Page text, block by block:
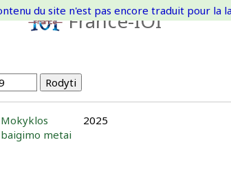
France-IOI
du site n'est pas encore traduit pour la
Mokyklos
baigimo metai
2025